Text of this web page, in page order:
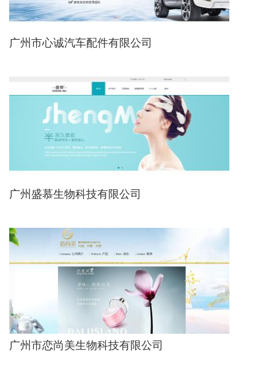
广州市心诚汽车配件有限公司
广州盛慕生物科技有限公司
广州市恋尚美生物科技有限公司